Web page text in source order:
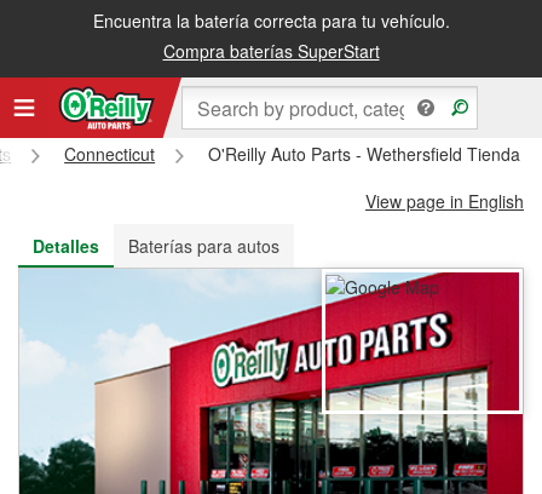
Encuentra la batería correcta para tu vehículo.
Compra baterías SuperStart
Recibe tu orden gratis al día siguiente o recógela en la tienda
Connecticut
O'Reilly Auto Parts - Wethersfield Tienda
View page in English
Detalles
Baterías para autos